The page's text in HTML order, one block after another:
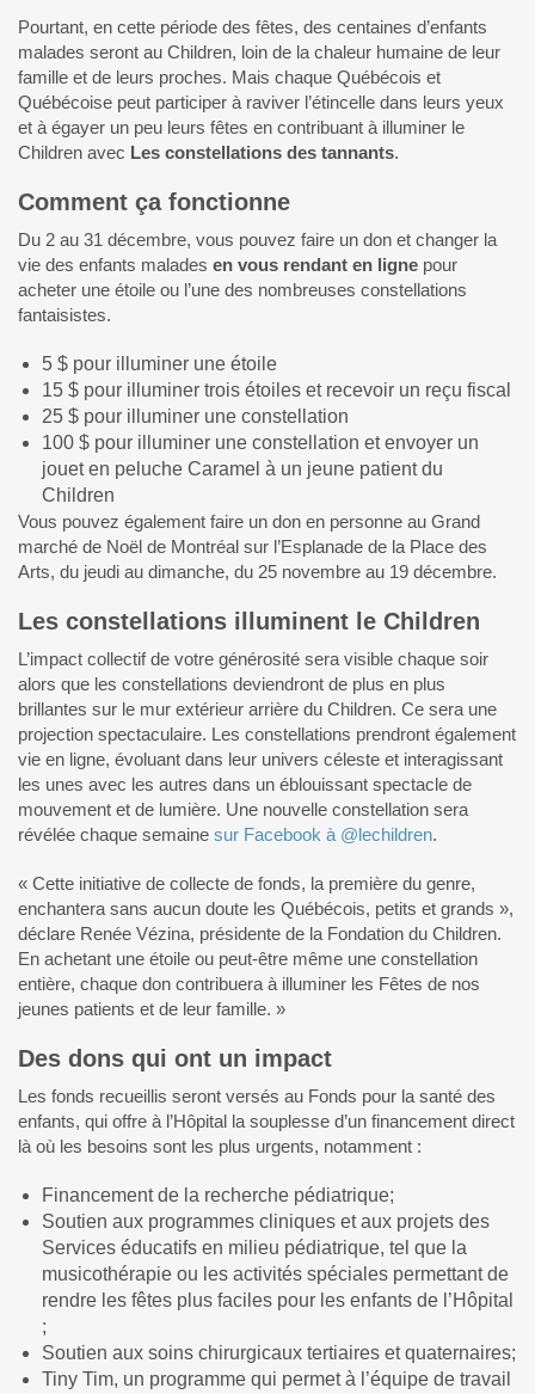
Pourtant, en cette période des fêtes, des centaines d’enfants
malades seront au Children, loin de la chaleur humaine de leur
famille et de leurs proches. Mais chaque Québécois et
Québécoise peut participer à raviver l’étincelle dans leurs yeux
et à égayer un peu leurs fêtes en contribuant à illuminer le
Children avec Les constellations des tannants.
Comment ça fonctionne
Du 2 au 31 décembre, vous pouvez faire un don et changer la
vie des enfants malades en vous rendant en ligne pour
acheter une étoile ou l’une des nombreuses constellations
fantaisistes.
5 $ pour illuminer une étoile
15 $ pour illuminer trois étoiles et recevoir un reçu fiscal
25 $ pour illuminer une constellation
100 $ pour illuminer une constellation et envoyer un
jouet en peluche Caramel à un jeune patient du
Children
Vous pouvez également faire un don en personne au Grand
marché de Noël de Montréal sur l’Esplanade de la Place des
Arts, du jeudi au dimanche, du 25 novembre au 19 décembre.
Les constellations illuminent le Children
L’impact collectif de votre générosité sera visible chaque soir
alors que les constellations deviendront de plus en plus
brillantes sur le mur extérieur arrière du Children. Ce sera une
projection spectaculaire. Les constellations prendront également
vie en ligne, évoluant dans leur univers céleste et interagissant
les unes avec les autres dans un éblouissant spectacle de
mouvement et de lumière. Une nouvelle constellation sera
révélée chaque semaine sur Facebook à @lechildren.
« Cette initiative de collecte de fonds, la première du genre,
enchantera sans aucun doute les Québécois, petits et grands »,
déclare Renée Vézina, présidente de la Fondation du Children.
En achetant une étoile ou peut-être même une constellation
entière, chaque don contribuera à illuminer les Fêtes de nos
jeunes patients et de leur famille. »
Des dons qui ont un impact
Les fonds recueillis seront versés au Fonds pour la santé des
enfants, qui offre à l’Hôpital la souplesse d’un financement direct
là où les besoins sont les plus urgents, notamment :
Financement de la recherche pédiatrique;
Soutien aux programmes cliniques et aux projets des
Services éducatifs en milieu pédiatrique, tel que la
musicothérapie ou les activités spéciales permettant de
rendre les fêtes plus faciles pour les enfants de l’Hôpital
;
Soutien aux soins chirurgicaux tertiaires et quaternaires;
Tiny Tim, un programme qui permet à l’équipe de travail